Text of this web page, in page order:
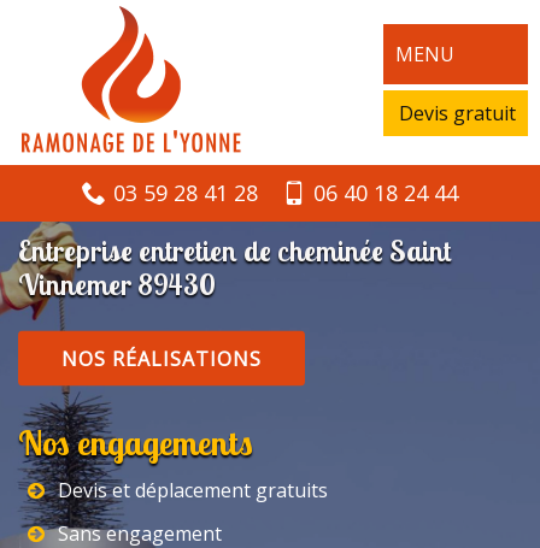
MENU
Devis gratuit
03 59 28 41 28 06 40 18 24 44
Entreprise entretien de cheminée Saint
Vinnemer 89430
NOS RÉALISATIONS
Nos engagements
Devis et déplacement gratuits
Sans engagement